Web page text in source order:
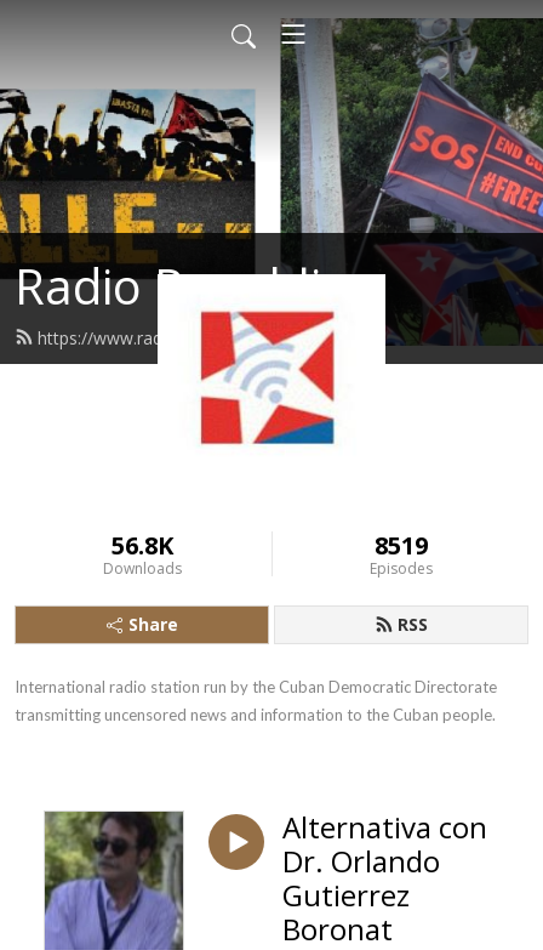
Radio Republica
https://www.radiorepublica.us/feed.xml
56.8K
Downloads
8519
Episodes
Share RSS
International radio station run by the Cuban Democratic Directorate
transmitting uncensored news and information to the Cuban people.
Alternativa con
Dr. Orlando
Gutierrez
Boronat